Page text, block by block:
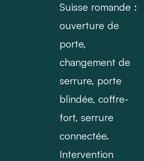
Suisse romande :
ouverture de
porte,
changement de
serrure, porte
blindée, coffre-
fort, serrure
connectée.
Intervention